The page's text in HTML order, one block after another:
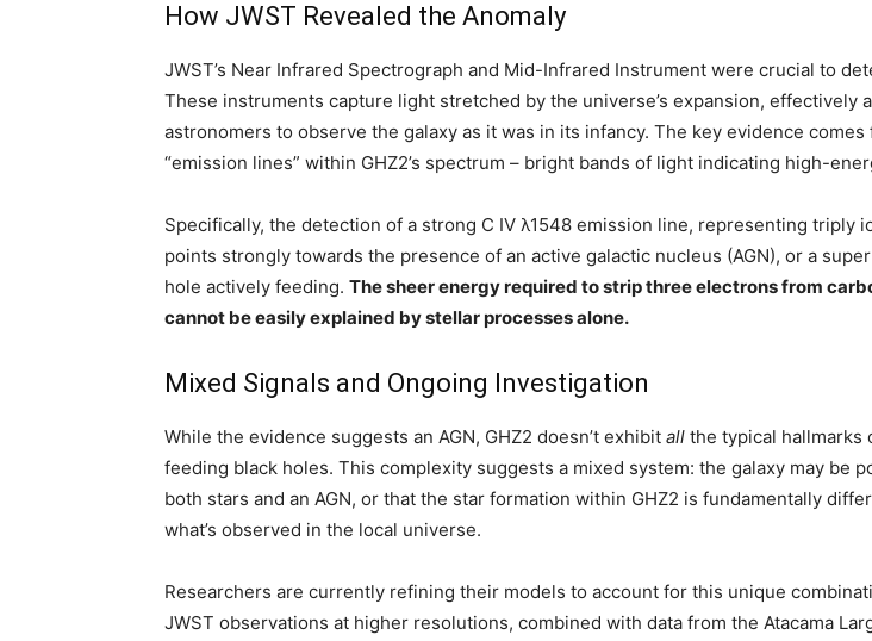
How JWST Revealed the Anomaly
JWST’s Near Infrared Spectrograph and Mid-Infrared Instrument were crucial to
These instruments capture light stretched by the universe’s expansion, effectively
astronomers to observe the galaxy as it was in its infancy. The key evidence comes
“emission lines” within GHZ2’s spectrum – bright bands of light indicating high-
Specifically, the detection of a strong C IV λ1548 emission line, representing triply
points strongly towards the presence of an active galactic nucleus (AGN), or a
hole actively feeding. The sheer energy required to strip three electrons from
cannot be easily explained by stellar processes alone.
Mixed Signals and Ongoing Investigation
While the evidence suggests an AGN, GHZ2 doesn’t exhibit all the typical hallmarks
feeding black holes. This complexity suggests a mixed system: the galaxy may be
both stars and an AGN, or that the star formation within GHZ2 is fundamentally
what’s observed in the local universe.
Researchers are currently refining their models to account for this unique
JWST observations at higher resolutions, combined with data from the Atacama